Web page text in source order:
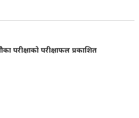
परीक्षाको परीक्षाफल प्रकाशित